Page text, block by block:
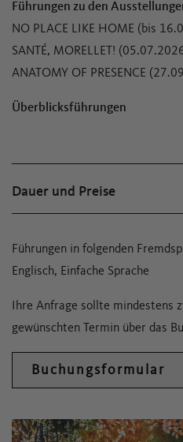
Führungen zu den
NO PLACE LIKE HOME (bis
SANTÉ, MORELLET!
ANATOMY OF PRESENCE
Überblicksführungen
Dauer und Preise
Führungen in folgenden
Englisch, Einfache Sprache
Ihre Anfrage sollte mindestens
gewünschten Termin über das
Buchungsformular